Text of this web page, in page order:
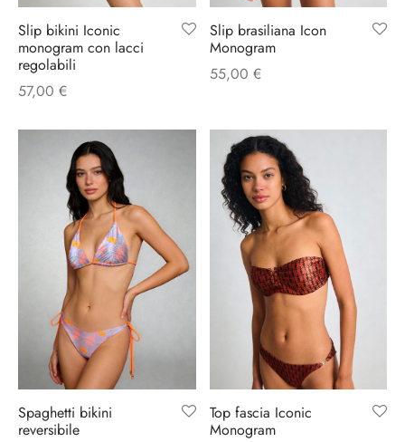
Slip bikini Iconic
monogram con lacci
regolabili
57,00 €
Slip brasiliana Icon
Monogram
55,00 €
Spaghetti bikini
reversibile
Top fascia Iconic
Monogram